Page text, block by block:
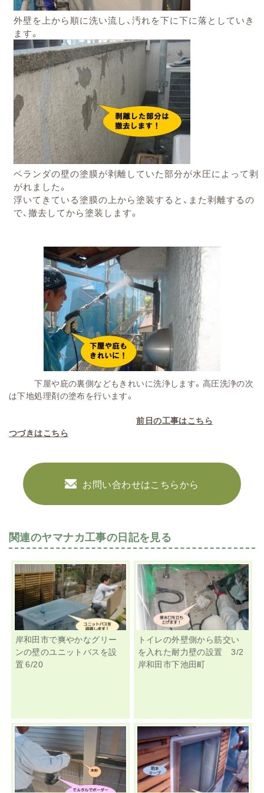
外壁を上から順に洗い流し、汚れを下に下に落としていき
ます。
ベランダの壁の塗膜が剥離していた部分が水圧によって剥
がれました。
浮いてきている塗膜の上から塗装すると、また剥離するの
で、 撤去してから塗装します。
下屋や庇の裏側などもきれいに洗浄します。高圧洗浄の次
は下地処理剤の塗布を行います。
前日の工事はこちら
つづきはこちら
お問い合わせはこちらから
関連のヤマナカ工事の日記を見る
岸和田市で爽やかなグリー
ンの壁のユニットバスを設
置 6/20
トイレの外壁側から筋交い
を入れた耐力壁の設置 3/2
岸和田市下池田町